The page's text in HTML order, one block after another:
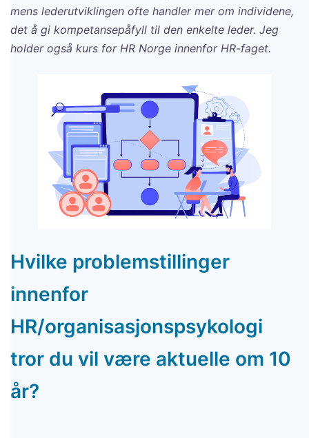
mens lederutviklingen ofte handler mer om individene,
det å gi kompetansepåfyll til den enkelte leder. Jeg
holder også kurs for HR Norge innenfor HR-faget.
Hvilke problemstillinger
innenfor
HR/organisasjonspsykologi
tror du vil være aktuelle om 10
år?